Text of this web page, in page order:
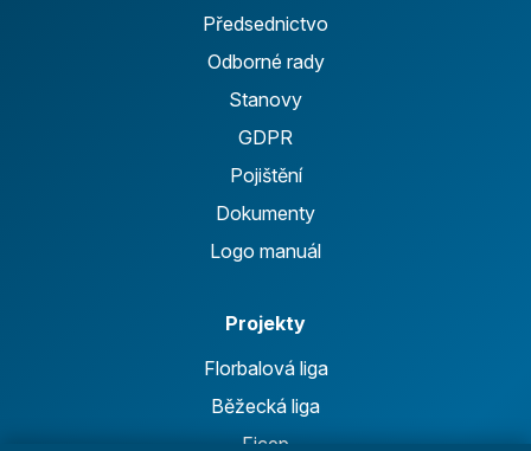
Předsednictvo
Odborné rady
Stanovy
GDPR
Pojištění
Dokumenty
Logo manuál
Projekty
Florbalová liga
Běžecká liga
Ficep